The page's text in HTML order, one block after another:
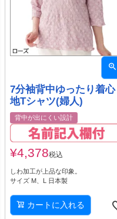
7分袖背中ゆったり着心
地Tシャツ(婦人)
背中が出にくい設計
¥4,378税込
しわ加工が上品な印象。
サイズ M、L 日本製
カートに入れる